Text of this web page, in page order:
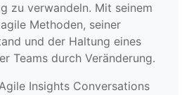
zu verwandeln. Mit seinem
Methoden, seiner
und der Haltung eines
Teams durch Veränderung.
Insights Conversations